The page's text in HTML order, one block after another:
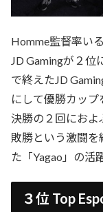
Homme監督率い
JD Gamingが２位
で終えたJD
にして優勝カップ
決勝の２回にお
敗勝という激闘
た「Yagao」の活
３位 Top